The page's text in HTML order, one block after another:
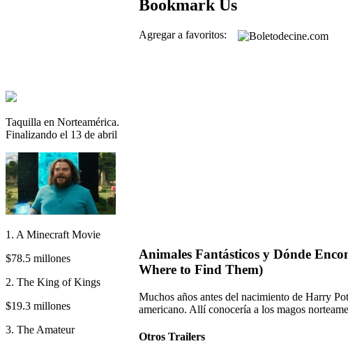
Taquilla en Norteamérica.
Finalizando el 13 de abril
1. A Minecraft Movie
$78.5 millones
2. The King of Kings
$19.3 millones
3. The Amateur
Bookmark Us
Agregar a favoritos:
Animales Fantásticos y Dónde
Where to Find Them)
Muchos años antes del nacimiento de Harry
americano. Allí conocería a los magos
Otros Trailers